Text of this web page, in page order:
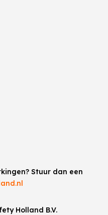
Stuur dan een
Holland B.V.